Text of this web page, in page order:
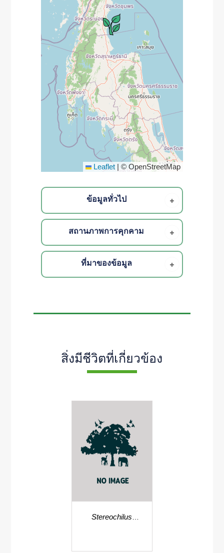
Leaflet © OpenStreetMap
ข้อมูลทั่วไป
สถานภาพการคุกคาม
ที่มาของข้อมูล
สิ่งมีชีวิตที่เกี่ยวข้อง
Stereochilus